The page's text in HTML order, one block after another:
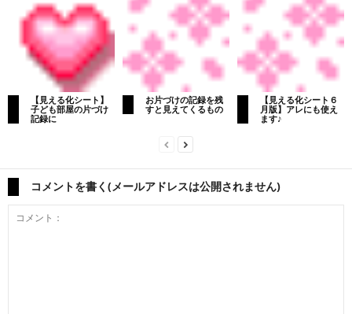
【見える化シート】
子ども部屋の片づけ
記録に
お片づけの記録を残
すと見えてくるもの
【見える化シート６
月版】アレにも使え
ます♪
コメントを書く(メールアドレスは公開されません)